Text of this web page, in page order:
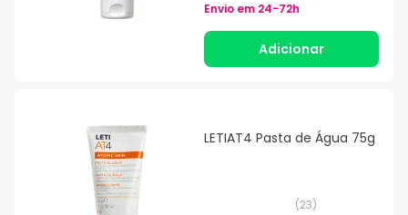
Envio em 24-72h
Adicionar
LETIAT4 Pasta de Água 75g
(23)